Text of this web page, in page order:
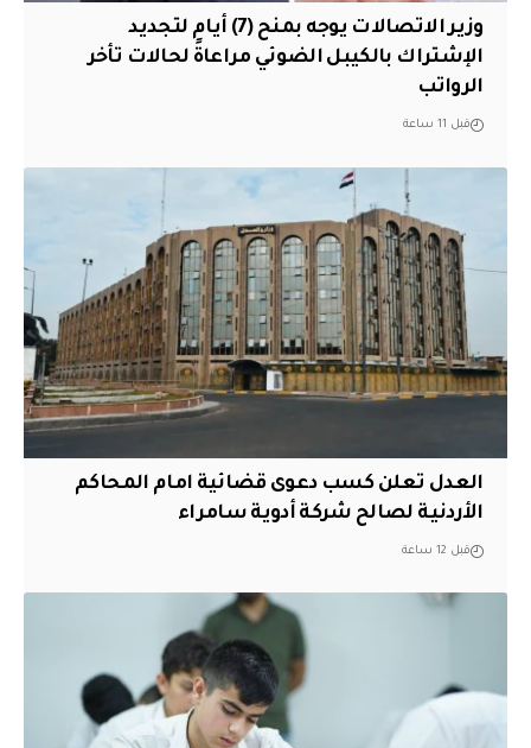
وزير الاتصالات يوجه بمنح (7) أيام لتجديد
الإشتراك بالكيبل الضوئي مراعاةً لحالات تأخر
الرواتب
قبل 11 ساعة
العدل تعلن كسب دعوى قضائية امام المحاكم
الأردنية لصالح شركة أدوية سامراء
قبل 12 ساعة